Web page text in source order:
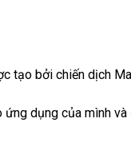
tạo bởi chiến dịch
dụng của mình